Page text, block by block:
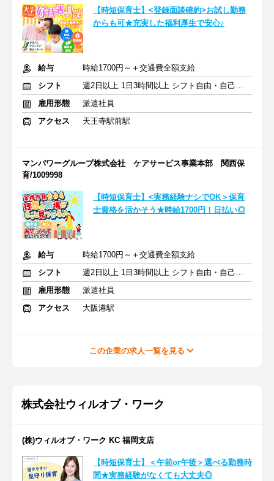
【時短保育士】<登録面談確約>お試し勤務
からも可★充実した福利厚生で安心♪
給与
時給1700円～＋交通費全額支給
シフト
週2日以上 1日3時間以上 シフト自由・自己申告
雇用形態
派遣社員
アクセス
天王寺駅前駅
マンパワーグループ株式会社 ケアサービス事業本部 関西保
育/1009998
【時短保育士】<実務経験ナシでOK＞保育
士資格を活かそう★時給1700円！日払い◎
給与
時給1700円～＋交通費全額支給
シフト
週2日以上 1日3時間以上 シフト自由・自己申告
雇用形態
派遣社員
アクセス
大阪港駅
この企業の求人一覧を見る
株式会社ウィルオブ・ワーク
(株)ウィルオブ・ワーク KC 福岡支店
【時短保育士】＜午前or午後＞選べる勤務時
間★実務経験がなくても大丈夫◎